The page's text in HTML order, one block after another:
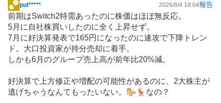
掲
示
板
記
事
put***** 2026/8/4 18:04報告
前期はSwitch2特需あったのに株価はほぼ無反応。
5月に自社株買いしたのに全く上昇せず。
7月に好決算発表で165円になったのに速攻で下降トレン
ド。大口投資家が持分売却に着手。
しかも6月のグループ売上高が前年比20%減。
好決算で上方修正や増配の可能性があるのに、2大株主が
逃げちゃうなんてもったいない。🐎🦌なの？